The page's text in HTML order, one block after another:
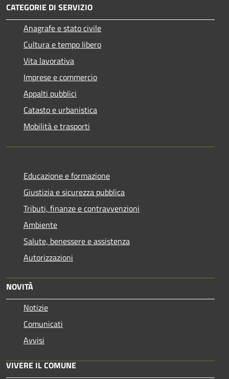
CATEGORIE DI SERVIZIO
Anagrafe e stato civile
Cultura e tempo libero
Vita lavorativa
Imprese e commercio
Appalti pubblici
Catasto e urbanistica
Mobilità e trasporti
Educazione e formazione
Giustizia e sicurezza pubblica
Tributi, finanze e contravvenzioni
Ambiente
Salute, benessere e assistenza
Autorizzazioni
NOVITÀ
Notizie
Comunicati
Avvisi
VIVERE IL COMUNE